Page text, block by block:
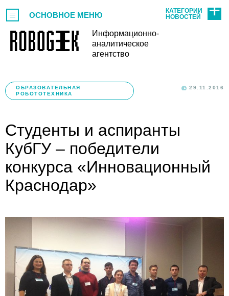
Информационно-
аналитическое
агентство
ОСНОВНОЕ МЕНЮ
КАТЕГОРИИ
НОВОСТЕЙ
ОБРАЗОВАТЕЛЬНАЯ
РОБОТОТЕХНИКА
29.11.2016
Студенты и аспиранты
КубГУ – победители
конкурса «Инновационный
Краснодар»